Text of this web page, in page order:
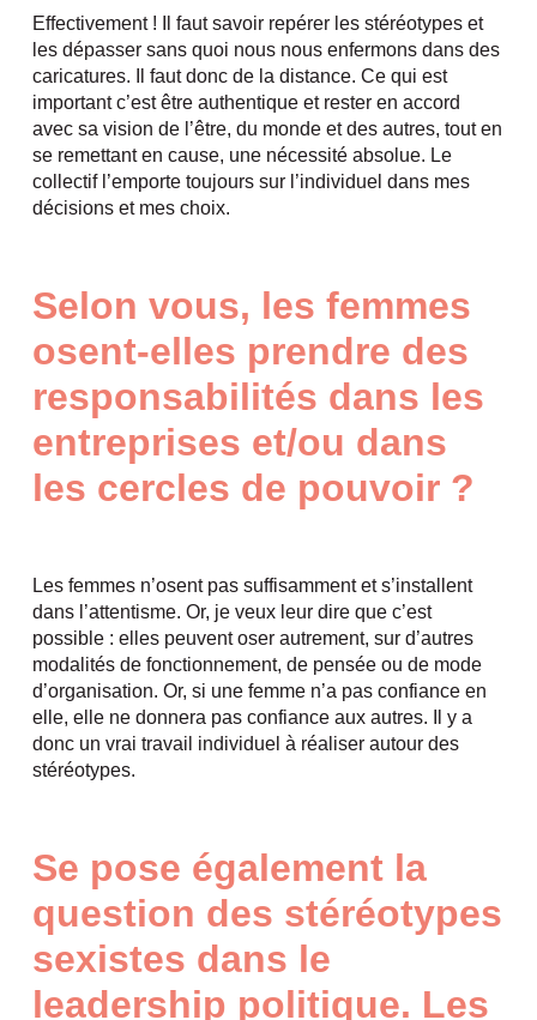
Effectivement ! Il faut savoir repérer les stéréotypes et
les dépasser sans quoi nous nous enfermons dans des
caricatures. Il faut donc de la distance. Ce qui est
important c’est être authentique et rester en accord
avec sa vision de l’être, du monde et des autres, tout en
se remettant en cause, une nécessité absolue. Le
collectif l’emporte toujours sur l’individuel dans mes
décisions et mes choix.
Selon vous, les femmes
osent-elles prendre des
responsabilités dans les
entreprises et/ou dans
les cercles de pouvoir ?
Les femmes n’osent pas suffisamment et s’installent
dans l’attentisme. Or, je veux leur dire que c’est
possible : elles peuvent oser autrement, sur d’autres
modalités de fonctionnement, de pensée ou de mode
d’organisation. Or, si une femme n’a pas confiance en
elle, elle ne donnera pas confiance aux autres. Il y a
donc un vrai travail individuel à réaliser autour des
stéréotypes.
Se pose également la
question des stéréotypes
sexistes dans le
leadership politique. Les